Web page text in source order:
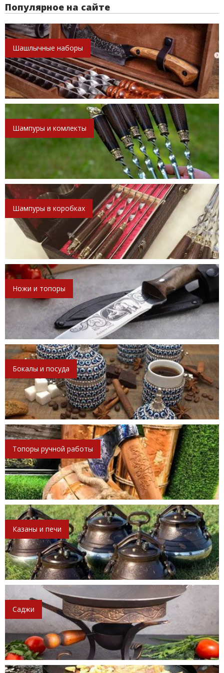
Популярное на сайте
Шашлычные наборы
Шампуры и комлекты
Шампуры в коробках
Ножи и топоры
Бокалы и посуда
Топоры ручной работы
Казаны и печи
Саджи